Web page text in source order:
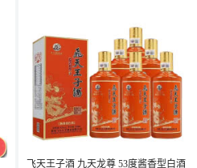
飞天王子酒 九天龙尊 53度酱香型白酒